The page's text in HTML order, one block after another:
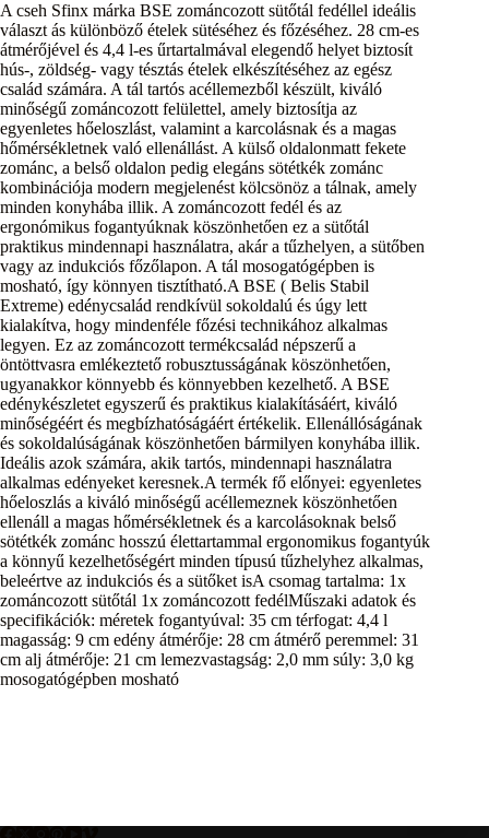
A cseh Sfinx márka BSE zománcozott sütőtál fedéllel ideális
választ ás különböző ételek sütéséhez és főzéséhez. 28 cm-es
átmérőjével és 4,4 l-es űrtartalmával elegendő helyet biztosít
hús-, zöldség- vagy tésztás ételek elkészítéséhez az egész
család számára. A tál tartós acéllemezből készült, kiváló
minőségű zománcozott felülettel, amely biztosítja az
egyenletes hőeloszlást, valamint a karcolásnak és a magas
hőmérsékletnek való ellenállást. A külső oldalonmatt fekete
zománc, a belső oldalon pedig elegáns sötétkék zománc
kombinációja modern megjelenést kölcsönöz a tálnak, amely
minden konyhába illik. A zománcozott fedél és az
ergonómikus fogantyúknak köszönhetően ez a sütőtál
praktikus mindennapi használatra, akár a tűzhelyen, a sütőben
vagy az indukciós főzőlapon. A tál mosogatógépben is
mosható, így könnyen tisztítható.A BSE ( Belis Stabil
Extreme) edénycsalád rendkívül sokoldalú és úgy lett
kialakítva, hogy mindenféle főzési technikához alkalmas
legyen. Ez az zománcozott termékcsalád népszerű a
öntöttvasra emlékeztető robusztusságának köszönhetően,
ugyanakkor könnyebb és könnyebben kezelhető. A BSE
edénykészletet egyszerű és praktikus kialakításáért, kiváló
minőségéért és megbízhatóságáért értékelik. Ellenállóságának
és sokoldalúságának köszönhetően bármilyen konyhába illik.
Ideális azok számára, akik tartós, mindennapi használatra
alkalmas edényeket keresnek.A termék fő előnyei: egyenletes
hőeloszlás a kiváló minőségű acéllemeznek köszönhetően
ellenáll a magas hőmérsékletnek és a karcolásoknak belső
sötétkék zománc hosszú élettartammal ergonomikus fogantyúk
a könnyű kezelhetőségért minden típusú tűzhelyhez alkalmas,
beleértve az indukciós és a sütőket isA csomag tartalma: 1x
zománcozott sütőtál 1x zománcozott fedélMűszaki adatok és
specifikációk: méretek fogantyúval: 35 cm térfogat: 4,4 l
magasság: 9 cm edény átmérője: 28 cm átmérő peremmel: 31
cm alj átmérője: 21 cm lemezvastagság: 2,0 mm súly: 3,0 kg
mosogatógépben mosható